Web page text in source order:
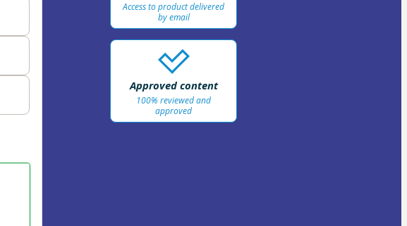
Access to product delivered
by email
Approved content
100% reviewed and
approved